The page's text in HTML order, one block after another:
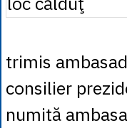
trimis
consilier
numită